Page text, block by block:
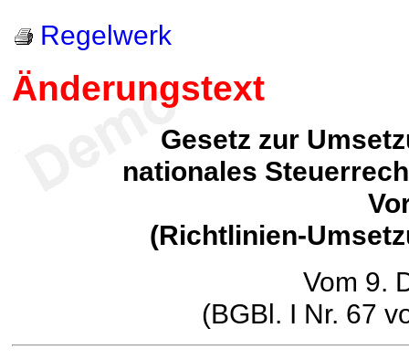
Regelwerk
Änderungstext
Gesetz zur
nationales
(Richtlinien-
Vom 9.
(BGBl. I Nr. 67